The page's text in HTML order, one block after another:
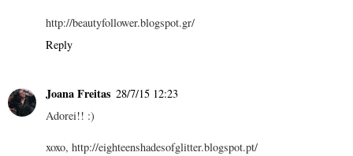
http://beautyfollower.blogspot.gr/
Reply
Joana Freitas 28/7/15 12:23
Adorei!! :)
xoxo, http://eighteenshadesofglitter.blogspot.pt/